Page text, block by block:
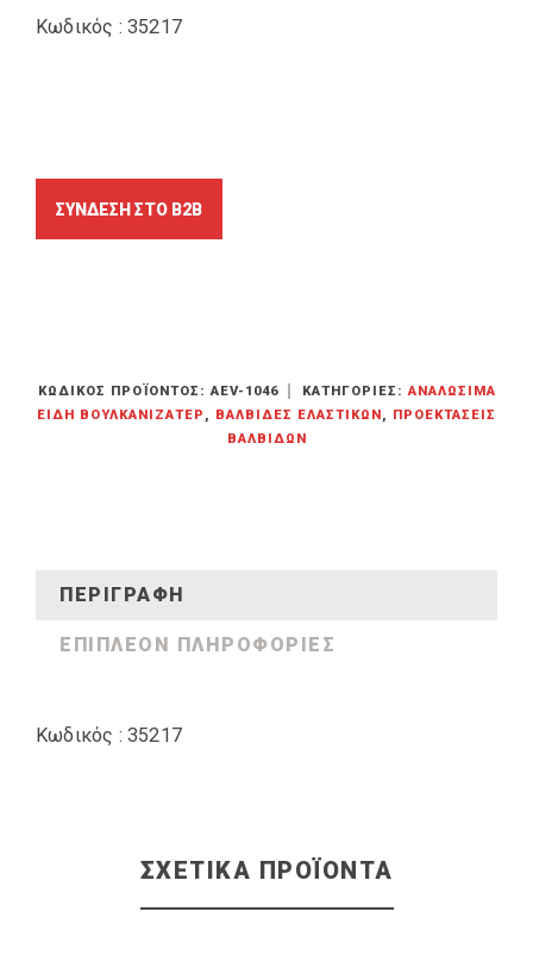
Κωδικός : 35217
ΚΩΔΙΚΌΣ ΠΡΟΪΌΝΤΟΣ:AEV-1046 ΚΑΤΗΓΟΡΊΕΣ:ΑΝΑΛΏΣΙΜΑ
ΕΊΔΗ ΒΟΥΛΚΑΝΙΖΑΤΕΡ , ΒΑΛΒΊΔΕΣ ΕΛΑΣΤΙΚΏΝ, ΠΡΟΕΚΤΆΣΕΙΣ
ΒΑΛΒΊΔΩΝ
ΠΕΡΙΓΡΑΦΉ
ΕΠΙΠΛΈΟΝ ΠΛΗΡΟΦΟΡΊΕΣ
Κωδικός : 35217
ΣΧΕΤΙΚΆ ΠΡΟΪΌΝΤΑ